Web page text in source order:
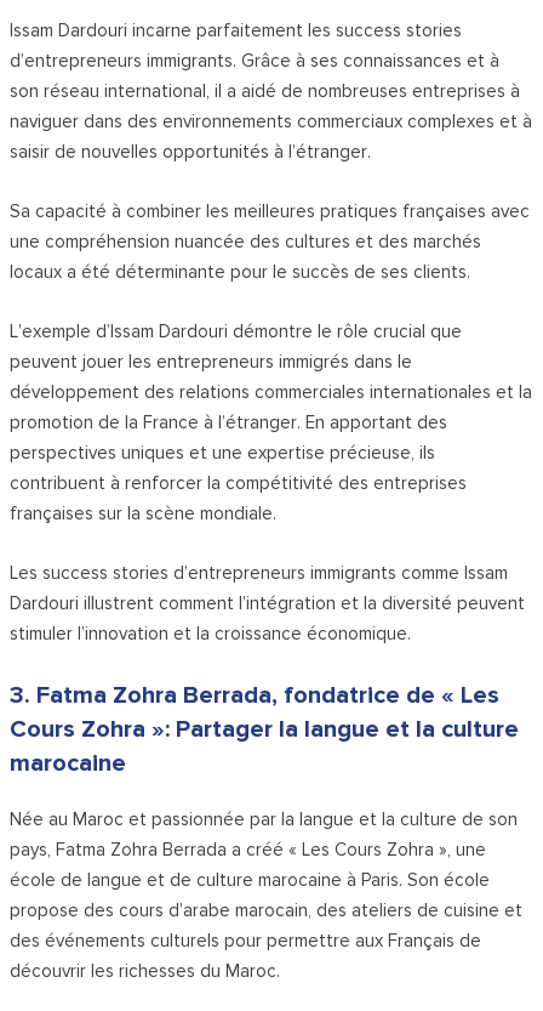
Issam Dardouri incarne parfaitement les success stories
d’entrepreneurs immigrants. Grâce à ses connaissances et à
son réseau international, il a aidé de nombreuses entreprises à
naviguer dans des environnements commerciaux complexes et à
saisir de nouvelles opportunités à l’étranger.
Sa capacité à combiner les meilleures pratiques françaises avec
une compréhension nuancée des cultures et des marchés
locaux a été déterminante pour le succès de ses clients.
L’exemple d’Issam Dardouri démontre le rôle crucial que
peuvent jouer les entrepreneurs immigrés dans le
développement des relations commerciales internationales et la
promotion de la France à l’étranger. En apportant des
perspectives uniques et une expertise précieuse, ils
contribuent à renforcer la compétitivité des entreprises
françaises sur la scène mondiale.
Les success stories d’entrepreneurs immigrants comme Issam
Dardouri illustrent comment l’intégration et la diversité peuvent
stimuler l’innovation et la croissance économique.
3. Fatma Zohra Berrada, fondatrice de « Les
Cours Zohra »: Partager la langue et la culture
marocaine
Née au Maroc et passionnée par la langue et la culture de son
pays, Fatma Zohra Berrada a créé « Les Cours Zohra », une
école de langue et de culture marocaine à Paris. Son école
propose des cours d’arabe marocain, des ateliers de cuisine et
des événements culturels pour permettre aux Français de
découvrir les richesses du Maroc.